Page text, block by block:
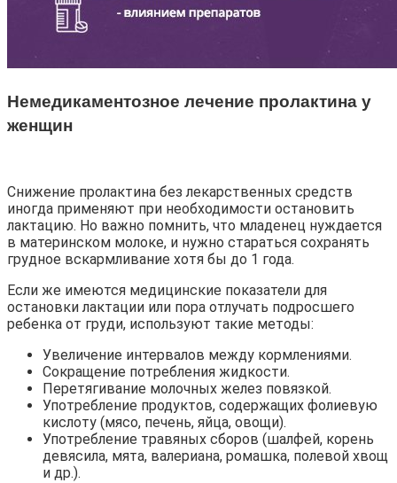
Немедикаментозное лечение пролактина у
женщин
Снижение пролактина без лекарственных средств
иногда применяют при необходимости остановить
лактацию. Но важно помнить, что младенец нуждается
в материнском молоке, и нужно стараться сохранять
грудное вскармливание хотя бы до 1 года.
Если же имеются медицинские показатели для
остановки лактации или пора отлучать подросшего
ребенка от груди, используют такие методы:
Увеличение интервалов между кормлениями.
Сокращение потребления жидкости.
Перетягивание молочных желез повязкой.
Употребление продуктов, содержащих фолиевую
кислоту (мясо, печень, яйца, овощи).
Употребление травяных сборов (шалфей, корень
девясила, мята, валериана, ромашка, полевой хвощ
и др.).